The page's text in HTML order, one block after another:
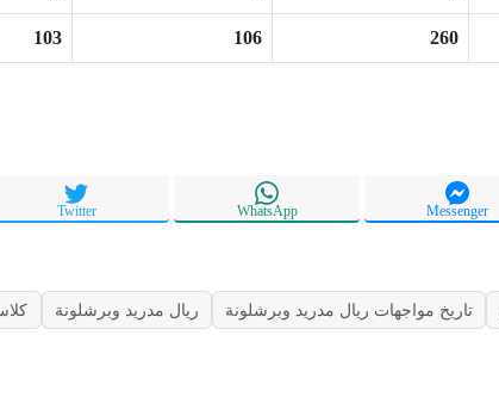
260
106
103
Messenger
WhatsApp
Twitter
تاريخ مواجهات ريال مدريد وبرشلونة ريال مدريد وبرشلونة